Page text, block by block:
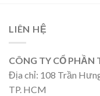
LIÊN HỆ
CÔNG TY CỔ PHẦN
Địa chỉ: 108 Trần
TP. HCM